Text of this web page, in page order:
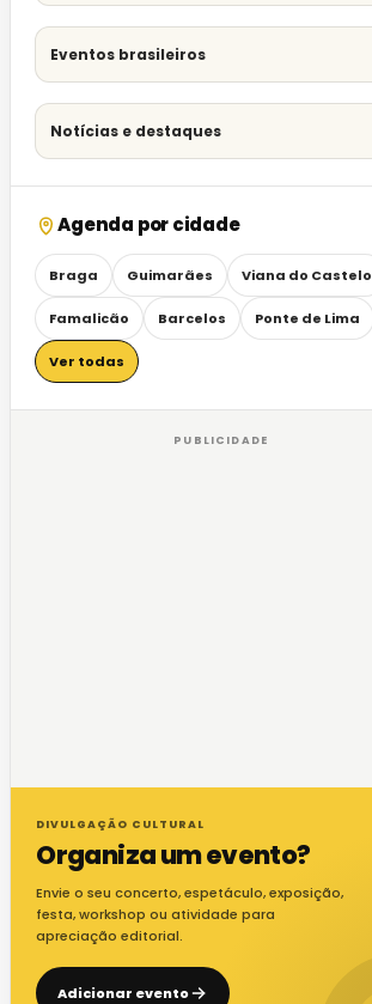
Eventos brasileiros
Notícias e destaques
Agenda por cidade
Braga Guimarães Viana do Castelo
Famalicão Barcelos Ponte de Lima
Ver todas
PUBLICIDADE
DIVULGAÇÃO CULTURAL
Organiza um evento?
Envie o seu concerto, espetáculo, exposição,
festa, workshop ou atividade para
apreciação editorial.
Adicionar evento